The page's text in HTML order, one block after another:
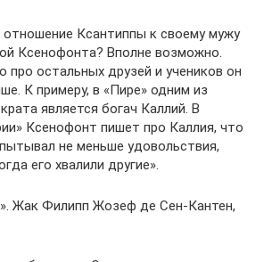
Ксантиппы к своему мужу
Ксенофонта? Вполне возможно.
про остальных друзей и учеников он
К примеру, в «Пире» одним из
является богач Каллий. В
Ксенофонт пишет про Каллия, что
не меньше удовольствия,
его хвалили другие».
Жак Филипп Жозеф де Сен-Кантен,